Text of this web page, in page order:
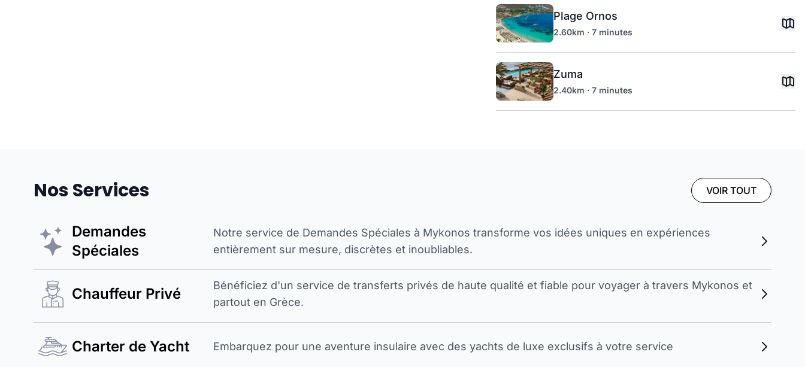
Plage Ornos
2.60km · 7 minutes
Zuma
2.40km · 7 minutes
Nos Services VOIR TOUT
Demandes
Spéciales
Notre service de Demandes Spéciales à Mykonos transforme vos idées uniques en expériences
entièrement sur mesure, discrètes et inoubliables.
Chauffeur Privé
Bénéficiez d'un service de transferts privés de haute qualité et fiable pour voyager à travers Mykonos et
partout en Grèce.
Charter de Yacht Embarquez pour une aventure insulaire avec des yachts de luxe exclusifs à votre service